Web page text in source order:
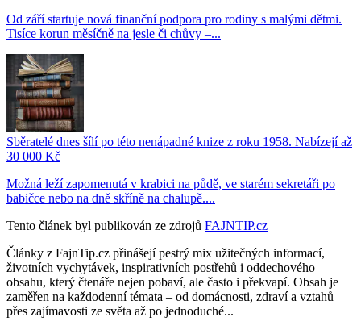
Od září startuje nová finanční podpora pro rodiny s malými dětmi.
Tisíce korun měsíčně na jesle či chůvy –...
Sběratelé dnes šílí po této nenápadné knize z roku 1958. Nabízejí až
30 000 Kč
Možná leží zapomenutá v krabici na půdě, ve starém sekretáři po
babičce nebo na dně skříně na chalupě....
Tento článek byl publikován ze zdrojů FAJNTIP.cz
Články z FajnTip.cz přinášejí pestrý mix užitečných informací,
životních vychytávek, inspirativních postřehů i oddechového
obsahu, který čtenáře nejen pobaví, ale často i překvapí. Obsah je
zaměřen na každodenní témata – od domácnosti, zdraví a vztahů
přes zajímavosti ze světa až po jednoduché...